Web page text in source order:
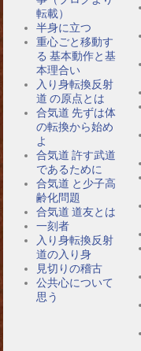
転載）
半身に立つ
重心ごと移動す
る 基本動作と基
本理合い
入り身転換反射
道 の原点とは
合気道 先ずは体
の転換から始め
よ
合気道 許す武道
であるために
合気道 と少子高
齢化問題
合気道 道友とは
一刻者
入り身転換反射
道の入り身
見切りの稽古
公共心について
思う